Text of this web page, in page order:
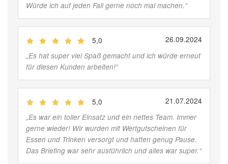
Würde ich auf jeden Fall gerne noch mal machen.“
5,0 26.09.2024
„Es hat super viel Spaß gemacht und ich würde erneut
für diesen Kunden arbeiten!“
5,0 21.07.2024
„Es war ein toller Einsatz und ein nettes Team. Immer
gerne wieder! Wir wurden mit Wertgutscheinen für
Essen und Trinken versorgt und hatten genug Pause.
Das Briefing war sehr ausführlich und alles war super.“